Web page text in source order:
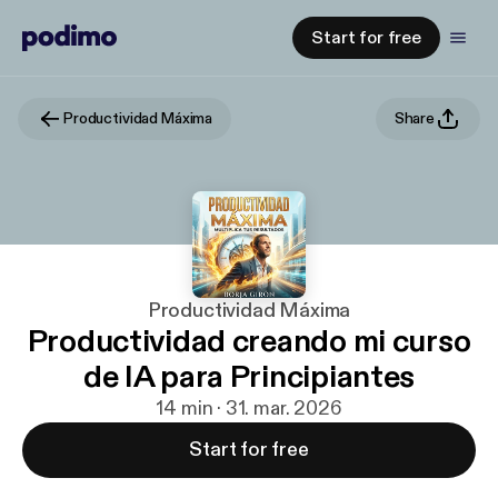
Start for free
Productividad Máxima Share
Productividad Máxima
Productividad creando mi curso
de IA para Principiantes
14 min · 31. mar. 2026
Start for free